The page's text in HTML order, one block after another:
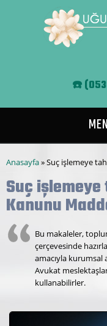
☎️
Buradasınız
Anasayfa» Suç işlemeye
Suç
Kanunu
Bu makaleler,
çerçevesinde
amacıyla kurumsal
Avukat
kullanabilirler.